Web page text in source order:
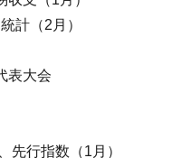
（2月）
表大会
行指数（1月）